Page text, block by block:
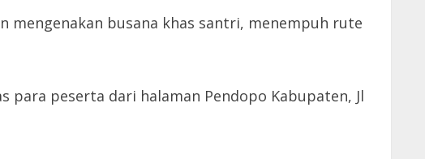
mengenakan busana khas santri, menempuh rute
para peserta dari halaman Pendopo Kabupaten, Jl